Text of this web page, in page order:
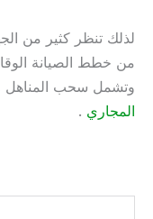
لذلك تنظر كثير من
من خطط الصيانة
وتشمل سحب المناهل
المجاري .